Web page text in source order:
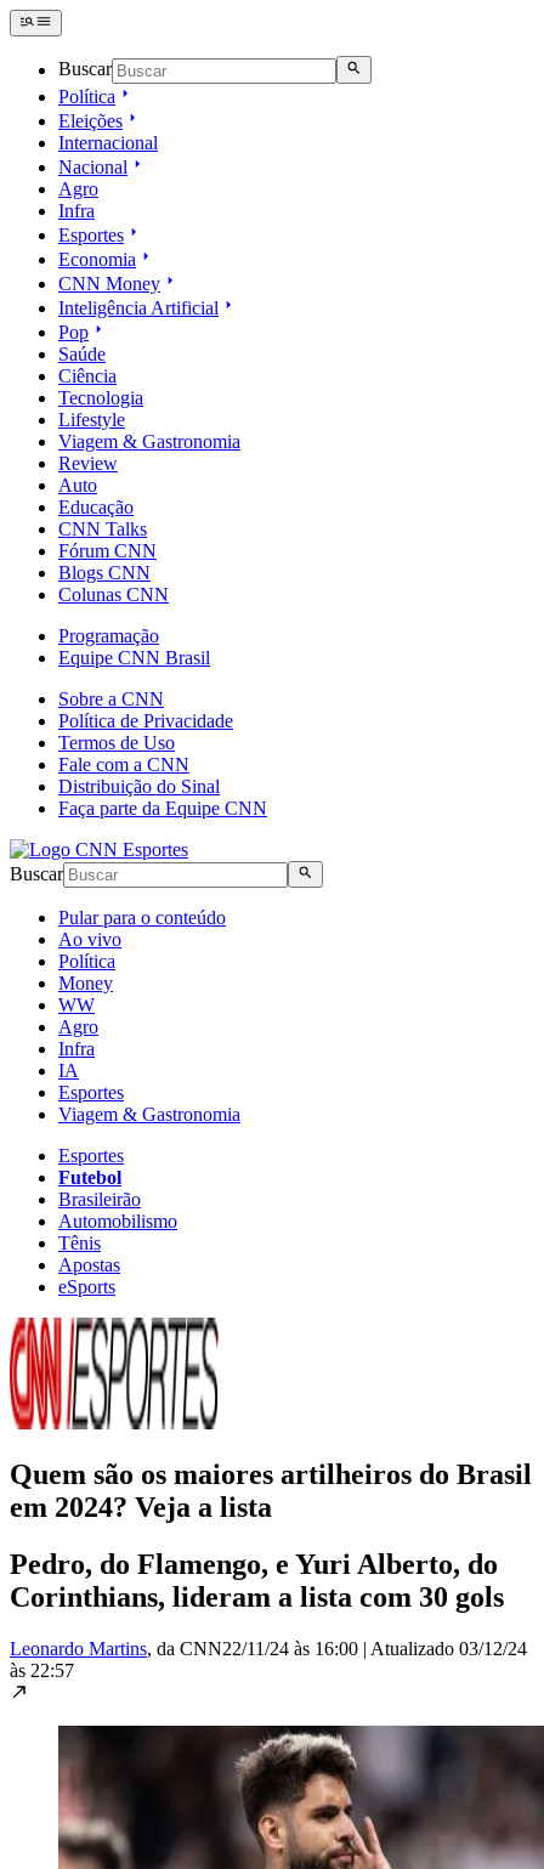
Buscar
Política
Eleições
Internacional
Nacional
Agro
Infra
Esportes
Economia
CNN Money
Inteligência Artificial
Pop
Saúde
Ciência
Tecnologia
Lifestyle
Viagem & Gastronomia
Review
Auto
Educação
CNN Talks
Fórum CNN
Blogs CNN
Colunas CNN
Programação
Equipe CNN Brasil
Sobre a CNN
Política de Privacidade
Termos de Uso
Fale com a CNN
Distribuição do Sinal
Faça parte da Equipe CNN
Buscar
Pular para o conteúdo
Ao vivo
Política
Money
WW
Agro
Infra
IA
Esportes
Viagem & Gastronomia
Esportes
Futebol
Brasileirão
Automobilismo
Tênis
Apostas
eSports
Quem são os maiores artilheiros do Brasil
em 2024? Veja a lista
Pedro, do Flamengo, e Yuri Alberto, do
Corinthians, lideram a lista com 30 gols
Leonardo Martins, da CNN22/11/24 às 16:00 | Atualizado 03/12/24
às 22:57